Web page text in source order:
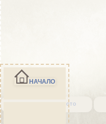
върни се в началото
НАЧАЛО